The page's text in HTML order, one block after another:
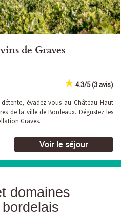
de Graves
4.3/5 (3 avis)
évadez-vous au Château Haut
de la ville de Bordeaux. Dégustez les
Graves.
Voir le séjour
domaines